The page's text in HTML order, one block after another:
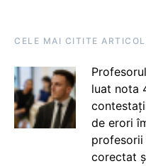
CELE MAI CITITE
luat nota
de erori
profesorii
corectat